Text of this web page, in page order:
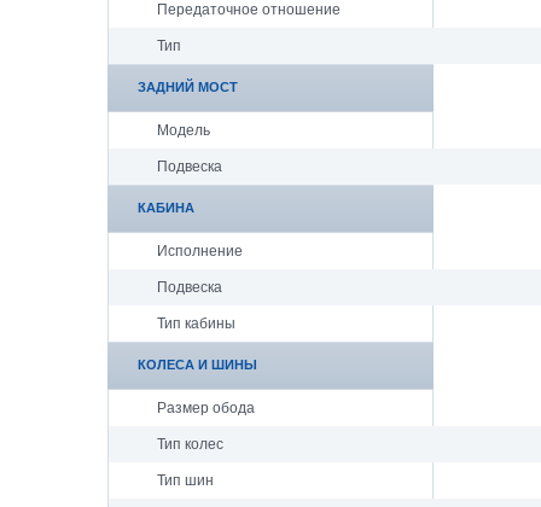
Передаточное отношение
Тип
ЗАДНИЙ МОСТ
Модель
Подвеска
КАБИНА
Исполнение
Подвеска
Тип кабины
КОЛЕСА И ШИНЫ
Размер обода
Тип колес
Тип шин